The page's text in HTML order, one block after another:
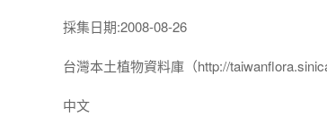
採集日期:2008-08-26
台灣本土植物資料庫（http://
中文